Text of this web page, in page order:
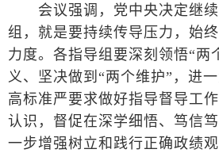
会议强调，党中央决定继续
组，就是要持续传导压力，始
力度。各指导组要深刻领悟“两
义、坚决做到“两个维护”，进
高标准严要求做好指导督导工
认识，督促在深学细悟、笃信
一步增强树立和践行正确政绩